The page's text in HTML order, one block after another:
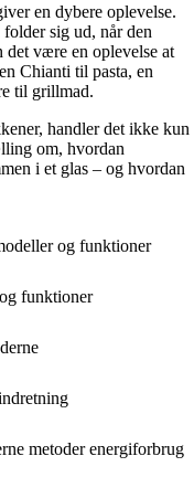
en dybere oplevelse.
sig ud, når den
det være en oplevelse at
Chianti til pasta, en
til grillmad.
handler det ikke kun
om, hvordan
i et glas – og hvordan
og funktioner
funktioner
metoder energiforbrug